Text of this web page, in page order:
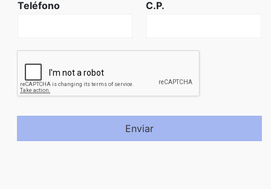
Teléfono C.P.
Enviar